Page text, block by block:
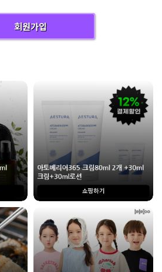
회원가입